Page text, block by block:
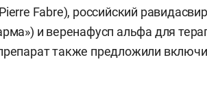
Fabre), российский
и веренафусп альфа для
также предложили